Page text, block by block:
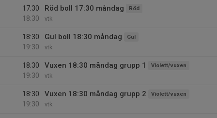
17:30
18:30
Röd boll 17:30 måndag Röd
vtk
18:30
19:30
Gul boll 18:30 måndag Gul
vtk
18:30
19:30
Vuxen 18:30 måndag grupp 1 Violett/vuxen
vtk
18:30
19:30
Vuxen 18:30 måndag grupp 2 Violett/vuxen
vtk